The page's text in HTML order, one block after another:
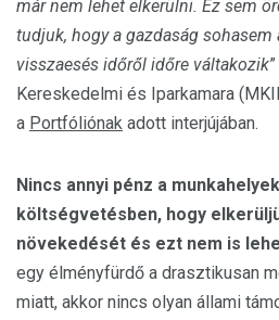
már nem lehet elkerülni. Ez sem
tudjuk, hogy a gazdaság
visszaesés időről időre váltakozik
Kereskedelmi és Iparkamara
a Portfóliónak adott interjújában.
Nincs annyi pénz a
költségvetésben, hogy
növekedését és ezt nem is
egy élményfürdő a drasztikusan
miatt, akkor nincs olyan állami